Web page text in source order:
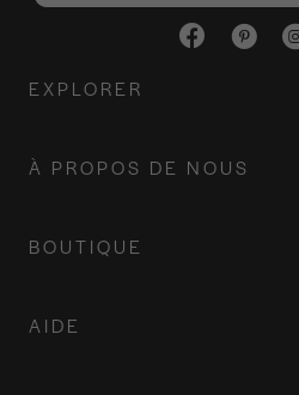
EXPLORER
À PROPOS DE NOUS
BOUTIQUE
AIDE